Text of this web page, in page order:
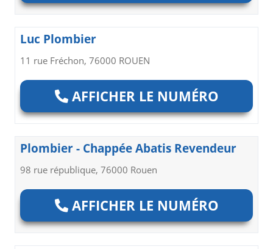
Luc Plombier
11 rue Fréchon, 76000 ROUEN
AFFICHER LE NUMÉRO
Plombier - Chappée Abatis Revendeur
98 rue république, 76000 Rouen
AFFICHER LE NUMÉRO